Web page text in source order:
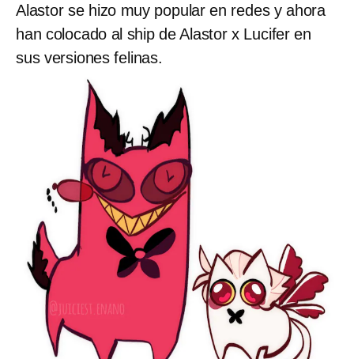
Alastor se hizo muy popular en redes y ahora
han colocado al ship de Alastor x Lucifer en
sus versiones felinas.